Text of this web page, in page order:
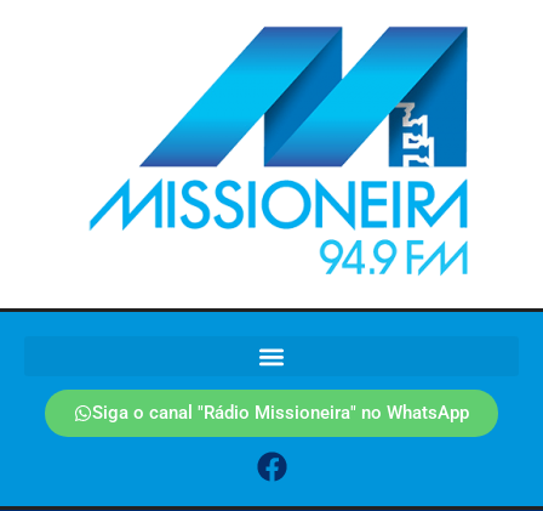
Siga o canal "Rádio Missioneira" no WhatsApp